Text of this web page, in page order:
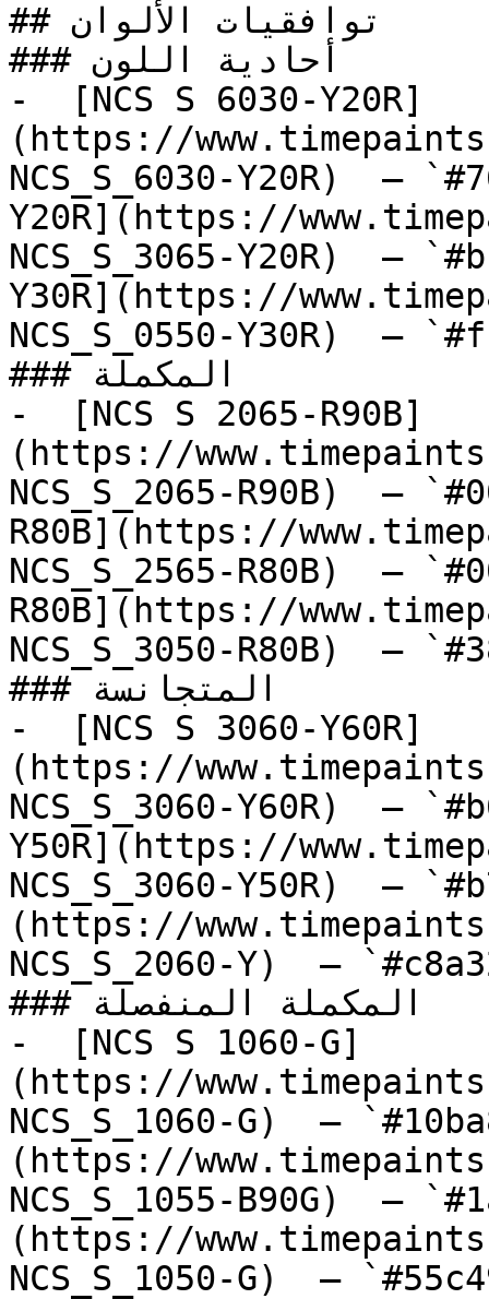
## توافقيات الألوان
### أحادية اللون
-  [NCS S 6030-Y20R]
(https://
NCS_S_6030-Y20R)  —
Y20R](https://
NCS_S_3065-Y20R)  —
Y30R](https://
NCS_S_0550-Y30R)  —
### المكملة
-  [NCS S 2065-R90B]
(https://
NCS_S_2065-R90B)  —
R80B](https://
NCS_S_2565-R80B)  —
R80B](https://
NCS_S_3050-R80B)  —
### المتجانسة
-  [NCS S 3060-Y60R]
(https://
NCS_S_3060-Y60R)  —
Y50R](https://
NCS_S_3060-Y50R)  —
(https://
NCS_S_2060-Y)  —
### المكملة المنفصلة
-  [NCS S 1060-G]
(https://
NCS_S_1060-G)  —
(https://
NCS_S_1055-B90G)  —
(https://
NCS_S_1050-G)  —